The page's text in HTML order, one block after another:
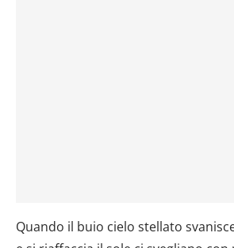
Quando il buio cielo stellato